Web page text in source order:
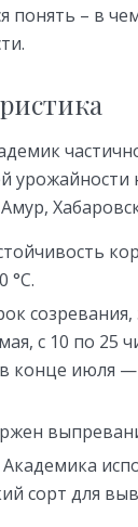
понять – в
урожайности
°C.
с 10 по 25
конце июля —
сорт для